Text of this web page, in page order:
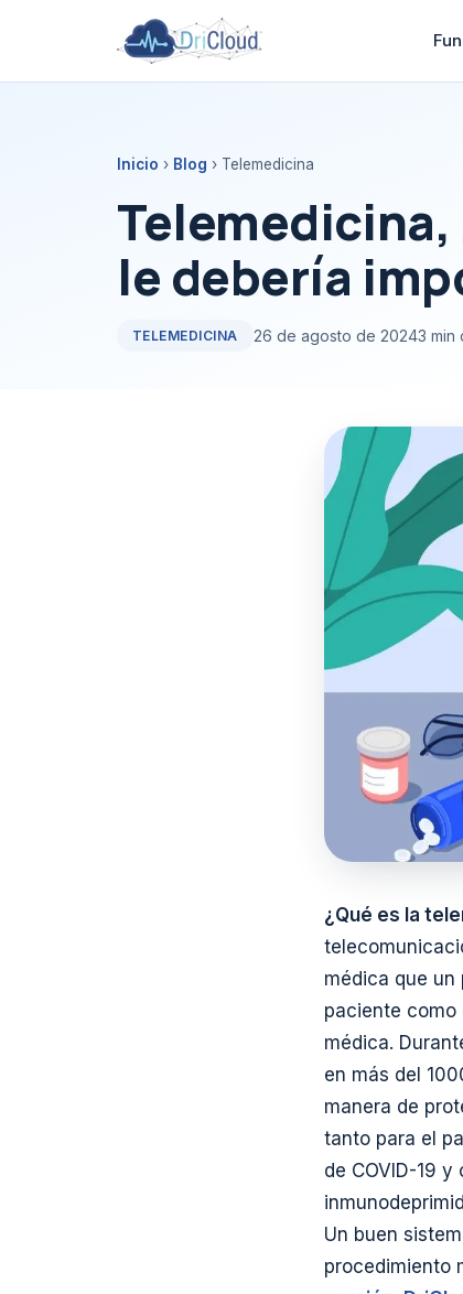
Inicio › Blog › Telemedicina
le debería
TELEMEDICINA 26 de agosto de 20243 min
¿Qué es la
médica que un
paciente como
médica.
en más del
manera de
tanto para el
de COVID-19
Un buen
procedimiento